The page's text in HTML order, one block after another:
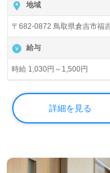
地域
〒682-0872 鳥取県倉吉市福
給与
時給 1,030円～1,500円
詳細を見る